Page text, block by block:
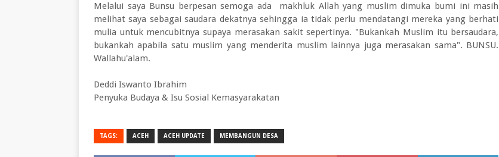
Melalui saya Bunsu berpesan semoga ada makhluk Allah yang muslim dimuka bumi ini masih
melihat saya sebagai saudara dekatnya sehingga ia tidak perlu mendatangi mereka yang berhati
mulia untuk mencubitnya supaya merasakan sakit sepertinya. "Bukankah Muslim itu bersaudara,
bukankah apabila satu muslim yang menderita muslim lainnya juga merasakan sama". BUNSU.
Wallahu'alam.
Deddi Iswanto Ibrahim
Penyuka Budaya & Isu Sosial Kemasyarakatan
TAGS: ACEH ACEH UPDATE MEMBANGUN DESA